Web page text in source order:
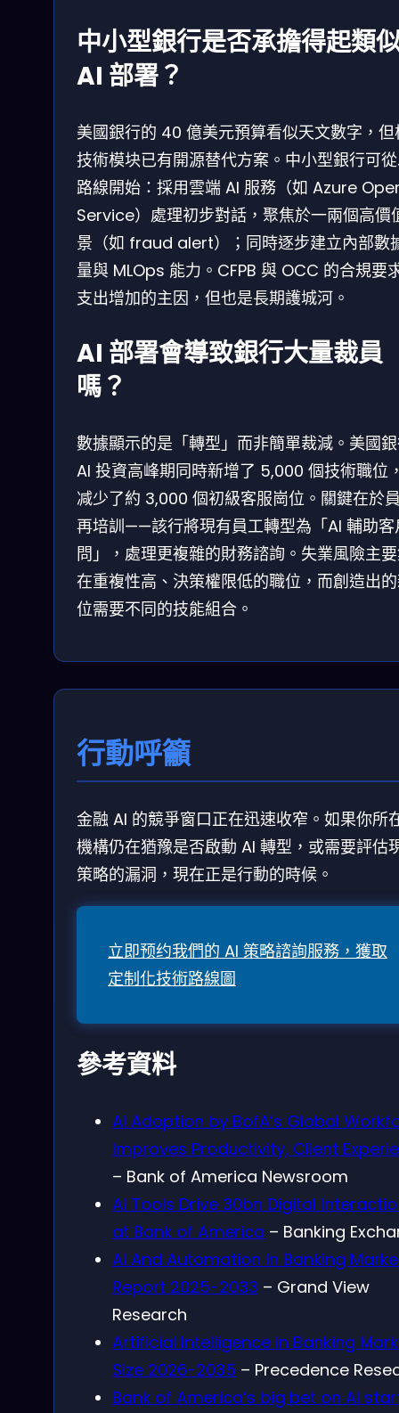
中小型銀行是否承擔得起類
AI 部署？
美國銀行的 40 億美元預算看似天文數字，但
技術模块已有開源替代方案。中小型銀行可
路線開始：採用雲端 AI 服務（如 Azure
Service）處理初步對話，聚焦於一兩個高價
景（如 fraud alert）；同時逐步建立內部數
量與 MLOps 能力。CFPB 與 OCC 的合規要
支出增加的主因，但也是長期護城河。
AI 部署會導致銀行大量裁員
嗎？
數據顯示的是「轉型」而非簡單裁減。美國
AI 投資高峰期同時新增了 5,000 個技術職位
减少了約 3,000 個初級客服崗位。關鍵在於
再培訓——該行將現有員工轉型為「AI 輔助客
問」，處理更複雜的財務諮詢。失業風險主
在重複性高、決策權限低的職位，而創造出
位需要不同的技能組合。
行動呼籲
金融 AI 的競爭窗口正在迅速收窄。如果你所
機構仍在猶豫是否啟動 AI 轉型，或需要評估
策略的漏洞，現在正是行動的時候。
立即预约我們的 AI 策略諮詢服務，獲取
定制化技術路線圖
參考資料
AI Adoption by BofA’s Global
Improves Productivity, Client
– Bank of America Newsroom
AI Tools Drive 30bn Digital
at Bank of America – Banking
AI And Automation In Banking
Report 2025-2033 – Grand View
Research
Artificial Intelligence in Banking
Size 2026-2035 – Precedence
Bank of America’s big bet on AI